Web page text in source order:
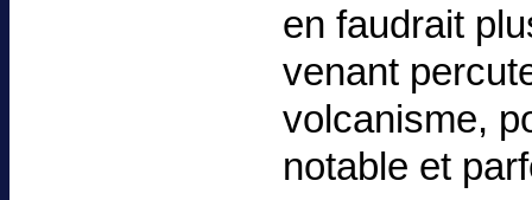
en faudrait
venant
volcanisme,
notable et